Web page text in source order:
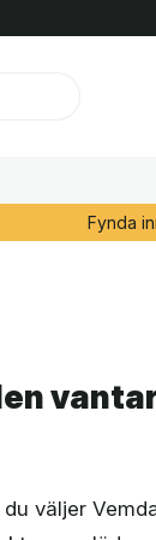
Fynda
väljer